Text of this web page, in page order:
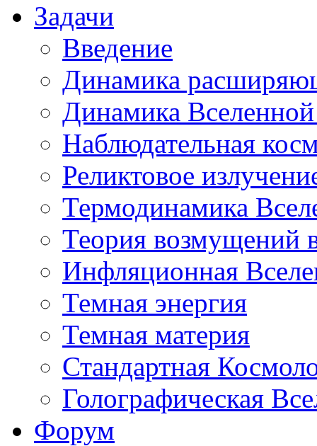
Задачи
Введение
Динамика
Динамика
Наблюдательная
Реликтовое
Термодинамика
Теория возмущений
Инфляционная
Темная энергия
Темная материя
Стандартная
Голографическая
Форум